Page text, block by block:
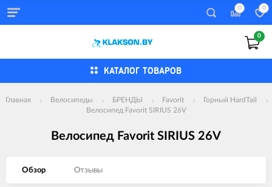
0 0
0
КАТАЛОГ ТОВАРОВ
Главная Велосипеды БРЕНДЫ Favorit
Горный HardTail
Велосипед Favorit SIRIUS 26V
Велосипед Favorit SIRIUS 26V
Обзор Отзывы